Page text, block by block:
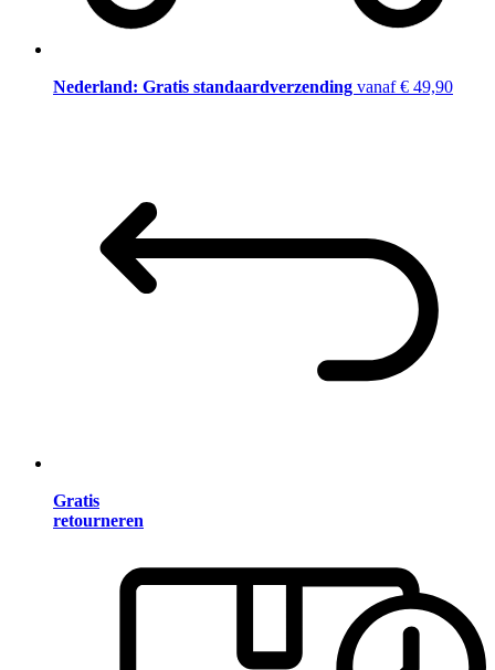
Nederland: Gratis standaardverzending vanaf € 49,90
Gratis
retourneren